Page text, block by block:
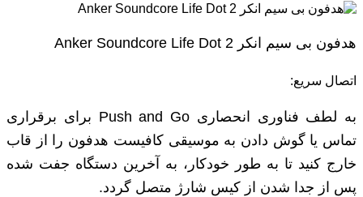
هدفون بی سیم انکر Anker Soundcore Life Dot 2
اتصال سریع:
به لطف فناوری انحصاری Push and Go برای برقراری
تماس یا گوش دادن به موسیقی کافیست هدفون را از قاب
خارج کنید تا به‌ طور خودکار، به آخرین دستگاه جفت شده
پس از جدا شدن از کیس شارژ متصل گردد.